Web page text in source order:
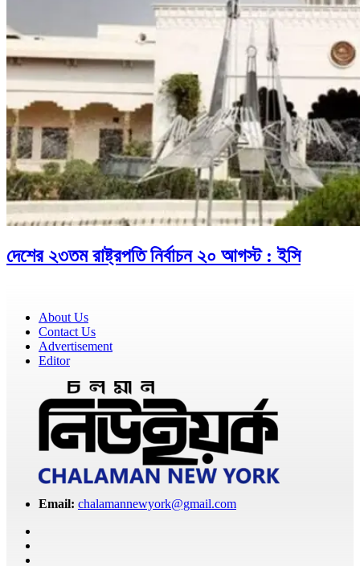
দেশের ২৩তম রাষ্ট্রপতি নির্বাচন ২০ আগস্ট : ইসি
About Us
Contact Us
Advertisement
Editor
Email: chalamannewyork@gmail.com